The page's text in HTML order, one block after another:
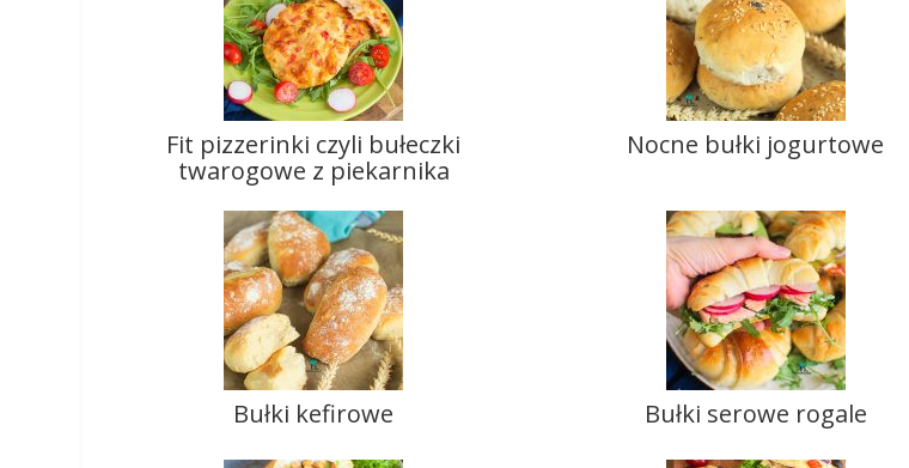
Fit pizzerinki czyli bułeczki
twarogowe z piekarnika
Nocne bułki jogurtowe
Bułki kefirowe Bułki serowe rogale